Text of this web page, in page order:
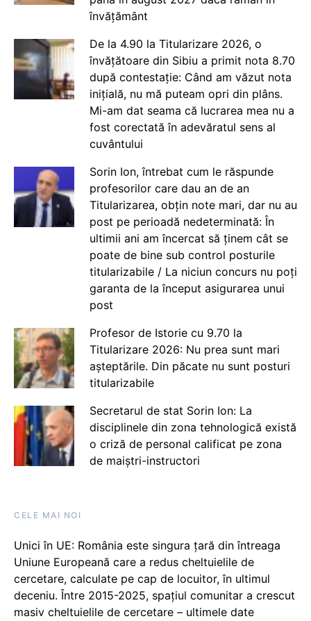
învățământ
De la 4.90 la Titularizare 2026, o
învățătoare din Sibiu a primit nota 8.70
după contestație: Când am văzut nota
inițială, nu mă puteam opri din plâns.
Mi-am dat seama că lucrarea mea nu a
fost corectată în adevăratul sens al
cuvântului
Sorin Ion, întrebat cum le răspunde
profesorilor care dau an de an
Titularizarea, obțin note mari, dar nu au
post pe perioadă nedeterminată: În
ultimii ani am încercat să ținem cât se
poate de bine sub control posturile
titularizabile / La niciun concurs nu poți
garanta de la început asigurarea unui
post
Profesor de Istorie cu 9.70 la
Titularizare 2026: Nu prea sunt mari
așteptările. Din păcate nu sunt posturi
titularizabile
Secretarul de stat Sorin Ion: La
disciplinele din zona tehnologică există
o criză de personal calificat pe zona
de maiștri-instructori
CELE MAI NOI
Unici în UE: România este singura țară din întreaga
Uniune Europeană care a redus cheltuielile de
cercetare, calculate pe cap de locuitor, în ultimul
deceniu. Între 2015-2025, spațiul comunitar a crescut
masiv cheltuielile de cercetare – ultimele date